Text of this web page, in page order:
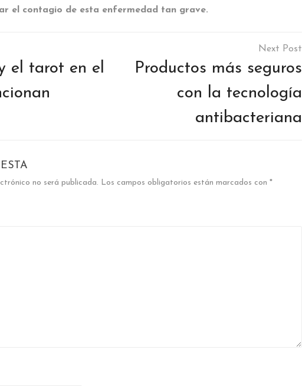
el contagio de esta enfermedad tan grave.
el tarot en el
Productos más seguros
con la tecnología
antibacteriana
no será publicada. Los campos obligatorios están marcados con *